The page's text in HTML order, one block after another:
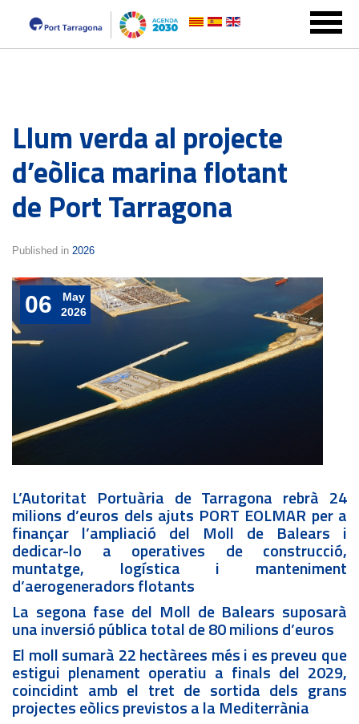
Llum verda al projecte
d’eòlica marina flotant
de Port Tarragona
Published in 2026
06
May
2026
L’Autoritat Portuària de Tarragona rebrà 24
milions d’euros dels ajuts PORT EOLMAR per a
finançar l’ampliació del Moll de Balears i
dedicar-lo a operatives de construcció,
muntatge, logística i manteniment
d’aerogeneradors flotants
La segona fase del Moll de Balears suposarà
una inversió pública total de 80 milions d’euros
El moll sumarà 22 hectàrees més i es preveu que
estigui plenament operatiu a finals del 2029,
coincidint amb el tret de sortida dels grans
projectes eòlics previstos a la Mediterrània